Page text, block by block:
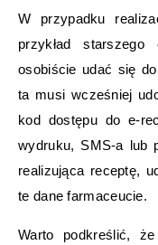
W przypadku
przykład
osobiście udać się
ta musi wcześniej
kod dostępu do e-
wydruku, SMS-a lub
realizująca receptę,
te dane farmaceucie.
Warto podkreślić,